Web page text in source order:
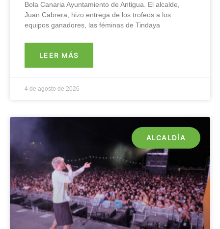
Bola Canaria Ayuntamiento de Antigua. El alcalde,
Juan Cabrera, hizo entrega de los trofeos a los
equipos ganadores, las féminas de Tindaya
LEER MÁS
4 de agosto de 2026
ALCALDÍA